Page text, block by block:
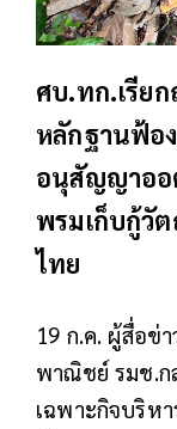
ศบ.ทก.เรีย
หลักฐานฟ้อ
อนุสัญญาออ
พรมเก็บกู้วั
ไทย
19 ก.ค. ผู้สื่อข่
พาณิชย์ รมช.ก
เฉพาะกิจบริห